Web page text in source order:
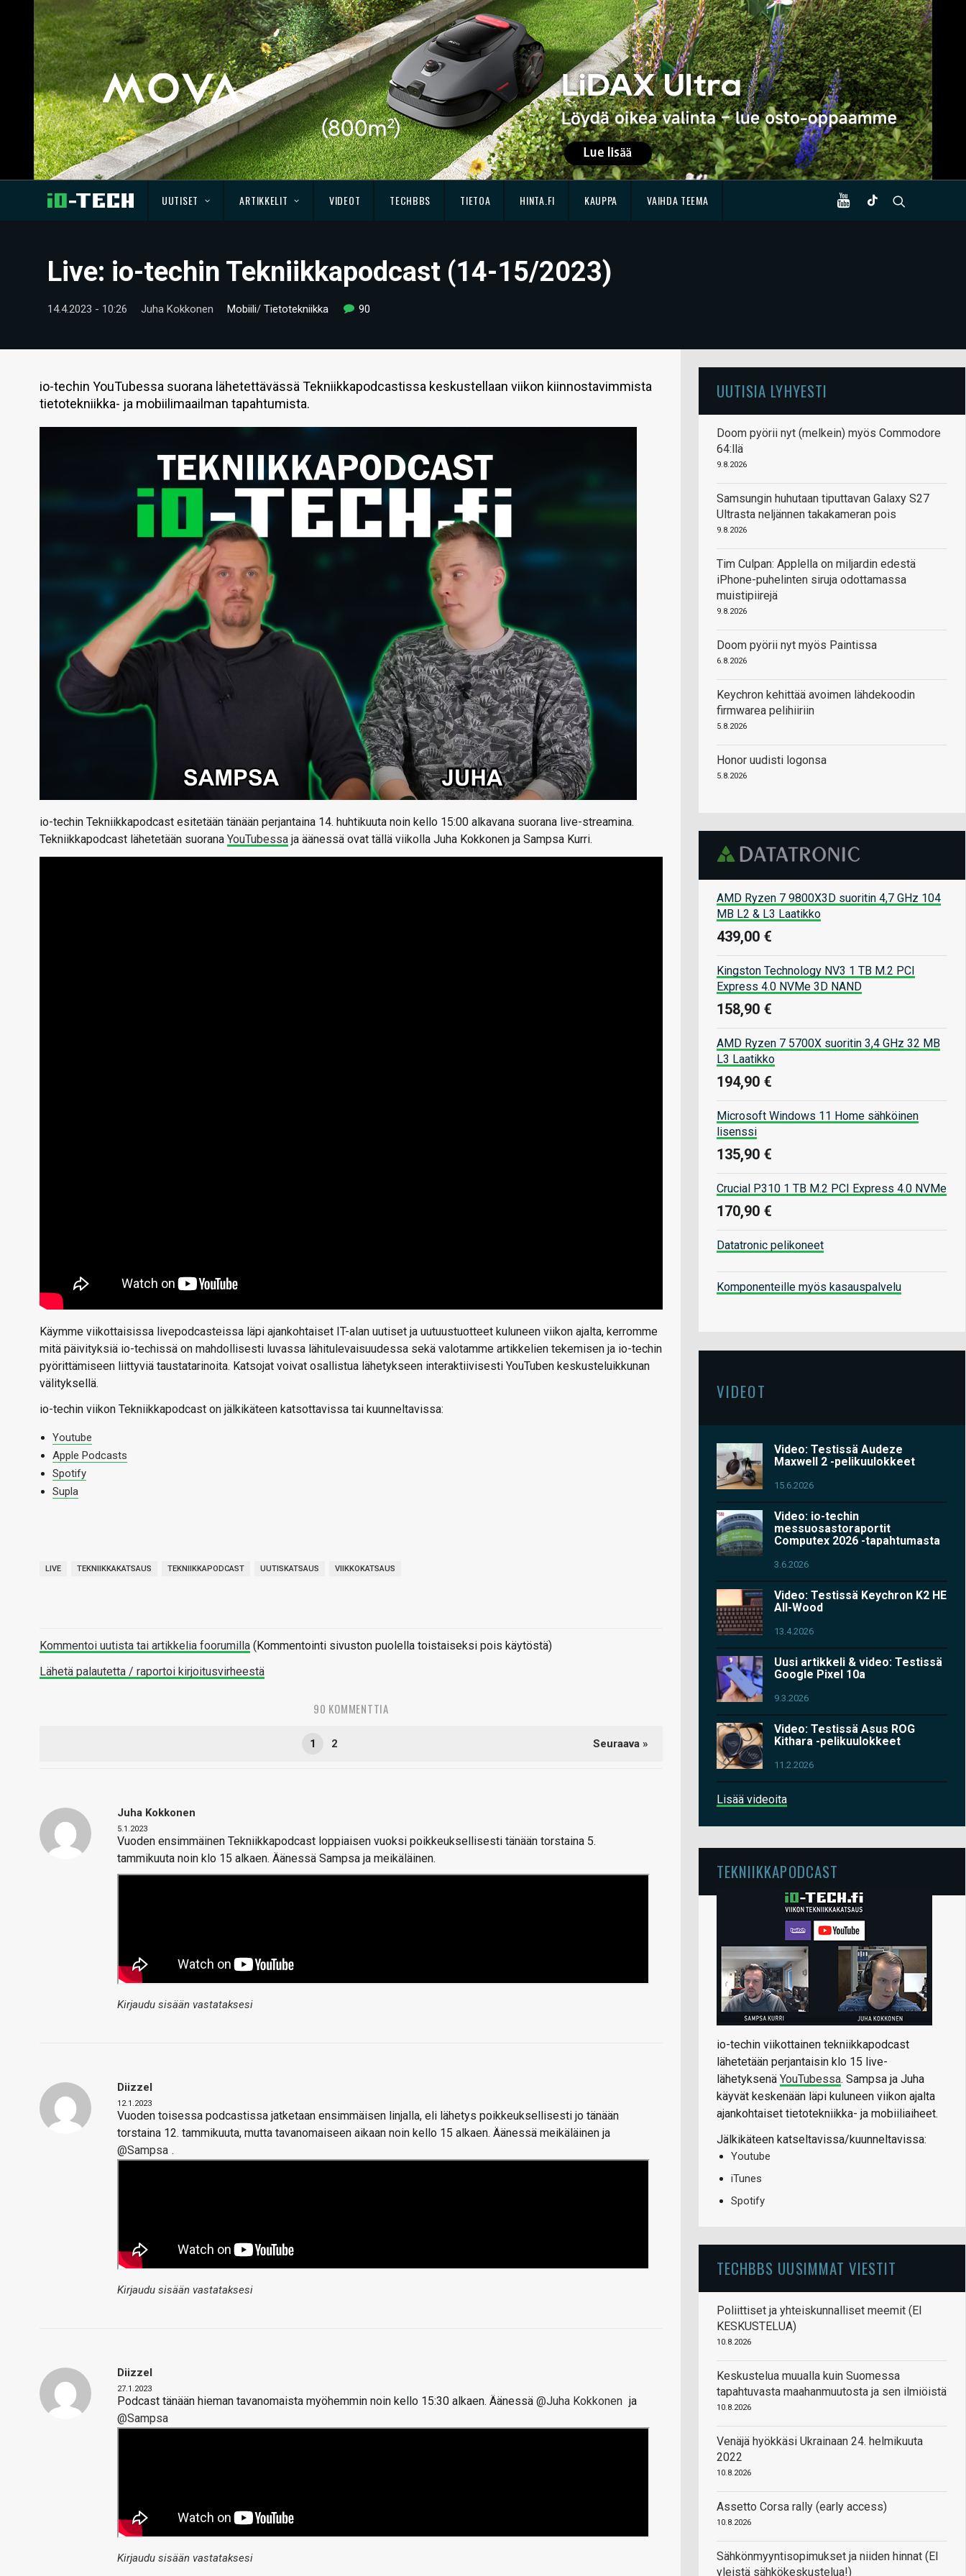
UUTISET ARTIKKELIT VIDEOT TECHBBS TIETOA HINTA.FI KAUPPA VAIHDA TEEMA
Live: io-techin Tekniikkapodcast (14-15/2023)
14.4.2023 - 10:26 Juha Kokkonen Mobiili/ Tietotekniikka 90
io-techin YouTubessa suorana lähetettävässä Tekniikkapodcastissa keskustellaan viikon kiinnostavimmista
tietotekniikka- ja mobiilimaailman tapahtumista.
io-techin Tekniikkapodcast esitetään tänään perjantaina 14. huhtikuuta noin kello 15:00 alkavana suorana live-streamina.
Tekniikkapodcast lähetetään suorana YouTubessa ja äänessä ovat tällä viikolla Juha Kokkonen ja Sampsa Kurri.
Käymme viikottaisissa livepodcasteissa läpi ajankohtaiset IT-alan uutiset ja uutuustuotteet kuluneen viikon ajalta, kerromme
mitä päivityksiä io-techissä on mahdollisesti luvassa lähitulevaisuudessa sekä valotamme artikkelien tekemisen ja io-techin
pyörittämiseen liittyviä taustatarinoita. Katsojat voivat osallistua lähetykseen interaktiivisesti YouTuben keskusteluikkunan
välityksellä.
io-techin viikon Tekniikkapodcast on jälkikäteen katsottavissa tai kuunneltavissa:
Youtube
Apple Podcasts
Spotify
Supla
LIVE TEKNIIKKAKATSAUS TEKNIIKKAPODCAST UUTISKATSAUS VIIKKOKATSAUS
Kommentoi uutista tai artikkelia foorumilla (Kommentointi sivuston puolella toistaiseksi pois käytöstä)
Lähetä palautetta / raportoi kirjoitusvirheestä
90 KOMMENTTIA
1 2 Seuraava »
Juha Kokkonen
5.1.2023
Vuoden ensimmäinen Tekniikkapodcast loppiaisen vuoksi poikkeuksellisesti tänään torstaina 5.
tammikuuta noin klo 15 alkaen. Äänessä Sampsa ja meikäläinen.
Kirjaudu sisään vastataksesi
Diizzel
12.1.2023
Vuoden toisessa podcastissa jatketaan ensimmäisen linjalla, eli lähetys poikkeuksellisesti jo tänään
torstaina 12. tammikuuta, mutta tavanomaiseen aikaan noin kello 15 alkaen. Äänessä meikäläinen ja
@Sampsa .
Kirjaudu sisään vastataksesi
Diizzel
27.1.2023
Podcast tänään hieman tavanomaista myöhemmin noin kello 15:30 alkaen. Äänessä @Juha Kokkonen ja
@Sampsa
Kirjaudu sisään vastataksesi
UUTISIA LYHYESTI
Doom pyörii nyt (melkein) myös Commodore
64:llä
9.8.2026
Samsungin huhutaan tiputtavan Galaxy S27
Ultrasta neljännen takakameran pois
9.8.2026
Tim Culpan: Applella on miljardin edestä
iPhone-puhelinten siruja odottamassa
muistipiirejä
9.8.2026
Doom pyörii nyt myös Paintissa
6.8.2026
Keychron kehittää avoimen lähdekoodin
firmwarea pelihiiriin
5.8.2026
Honor uudisti logonsa
5.8.2026
AMD Ryzen 7 9800X3D suoritin 4,7 GHz 104
MB L2 & L3 Laatikko
439,00 €
Kingston Technology NV3 1 TB M.2 PCI
Express 4.0 NVMe 3D NAND
158,90 €
AMD Ryzen 7 5700X suoritin 3,4 GHz 32 MB
L3 Laatikko
194,90 €
Microsoft Windows 11 Home sähköinen
lisenssi
135,90 €
Crucial P310 1 TB M.2 PCI Express 4.0 NVMe
170,90 €
Datatronic pelikoneet
Komponenteille myös kasauspalvelu
VIDEOT
Video: Testissä Audeze
Maxwell 2 -pelikuulokkeet
15.6.2026
Video: io-techin
messuosastoraportit
Computex 2026 -tapahtumasta
3.6.2026
Video: Testissä Keychron K2 HE
All-Wood
13.4.2026
Uusi artikkeli & video: Testissä
Google Pixel 10a
9.3.2026
Video: Testissä Asus ROG
Kithara -pelikuulokkeet
11.2.2026
Lisää videoita
TEKNIIKKAPODCAST
io-techin viikottainen tekniikkapodcast
lähetetään perjantaisin klo 15 live-
lähetyksenä YouTubessa. Sampsa ja Juha
käyvät keskenään läpi kuluneen viikon ajalta
ajankohtaiset tietotekniikka- ja mobiiliaiheet.
Jälkikäteen katseltavissa/kuunneltavissa:
Youtube
iTunes
Spotify
TECHBBS UUSIMMAT VIESTIT
Poliittiset ja yhteiskunnalliset meemit (EI
KESKUSTELUA)
10.8.2026
Keskustelua muualla kuin Suomessa
tapahtuvasta maahanmuutosta ja sen ilmiöistä
10.8.2026
Venäjä hyökkäsi Ukrainaan 24. helmikuuta
2022
10.8.2026
Assetto Corsa rally (early access)
10.8.2026
Sähkönmyyntisopimukset ja niiden hinnat (EI
yleistä sähkökeskustelua!)